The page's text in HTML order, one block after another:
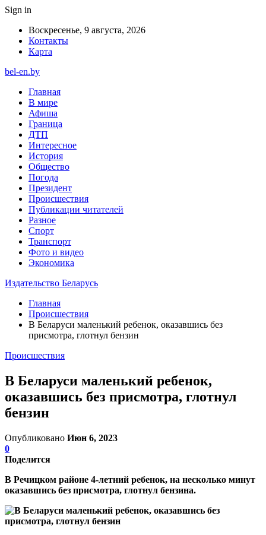
Sign in
Воскресенье, 9 августа, 2026
Контакты
Карта
bel-en.by
Главная
В мире
Афиша
Граница
ДТП
Интересное
История
Общество
Погода
Президент
Происшествия
Публикации читателей
Разное
Спорт
Транспорт
Фото и видео
Экономика
Издательство Беларусь
Главная
Происшествия
В Беларуси маленький ребенок, оказавшись без
присмотра, глотнул бензин
Происшествия
В Беларуси маленький ребенок,
оказавшись без присмотра, глотнул
бензин
Опубликовано Июн 6, 2023
0
Поделится
В Речицком районе 4-летний ребенок, на несколько минут
оказавшись без присмотра, глотнул бензина.